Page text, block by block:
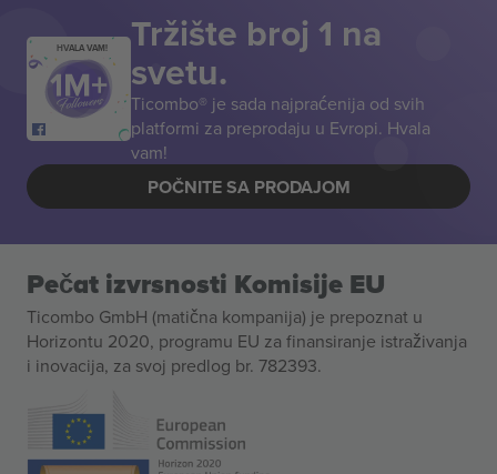
HVALA VAM! Tržište broj 1 na
svetu.
Ticombo® je sada najpraćenija od svih
platformi za preprodaju u Evropi. Hvala
vam!
POČNITE SA PRODAJOM
Pečat izvrsnosti Komisije EU
Ticombo GmbH (matična kompanija) je prepoznat u
Horizontu 2020, programu EU za finansiranje istraživanja
i inovacija, za svoj predlog br. 782393.